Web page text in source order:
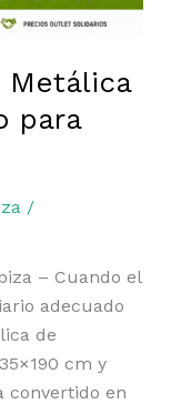
Metálica
para
/
– Cuando el
adecuado
de
cm y
convertido en